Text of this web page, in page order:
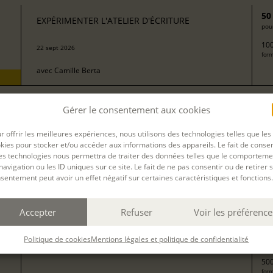
Gérer le consentement aux cookies
offrir les meilleures expériences, nous utilisons des technologies telles que les
pour stocker et/ou accéder aux informations des appareils. Le fait de
technologies nous permettra de traiter des données telles que le
ou les ID uniques sur ce site. Le fait de ne pas consentir ou de retirer
peut avoir un effet négatif sur certaines caractéristiques et fonctions.
Accepter Refuser Voir les
Politique de cookiesMentions légales et politique de confidentialité
EXPÉRIMENTER L'ATELIER D'ÉCRITURE
22 sept 2026
avec Camille Berta
24 sept 2026, 25 sept 2026
CUISINE ET DESCENDANCE